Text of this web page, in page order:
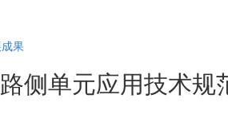
果
侧单元应用技术规